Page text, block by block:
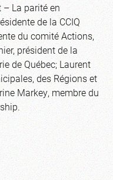
– La parité en
de la CCIQ
du comité Actions,
président de la
de Québec; Laurent
des Régions et
Markey, membre du